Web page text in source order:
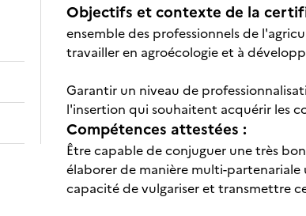
Objectifs et contexte de la
ensemble des professionnels de
travailler en agroécologie et à
Garantir un niveau de
l'insertion qui souhaitent acquérir les
Compétences attestées :
Être capable de conjuguer une très
élaborer de manière multi-
capacité de vulgariser et transmettre